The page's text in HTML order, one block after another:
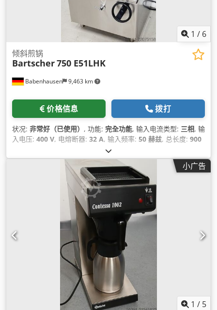
1 / 6
Babenhausen 9,463 km
倾斜煎锅
Bartscher750 E51LHK
价格信息 拨打
状况: 非常好（已使用） , 功能: 完全功能, 输入电流类型: 三相, 输
入电压: 400 V, 电熔断器: 32 A, 输入频率: 50 赫兹, 总长度: 900
小广告
1 / 5